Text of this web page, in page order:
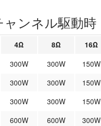
ャンネル駆動時
4Ω 8Ω 16Ω
300W 300W 150W
300W 300W 150W
300W 300W 150W
600W 600W 300W